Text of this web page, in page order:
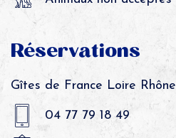
Réservations
Gîtes de France Loire
04 77 79 18 49